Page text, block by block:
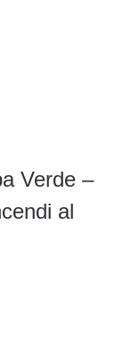
Verde –
al